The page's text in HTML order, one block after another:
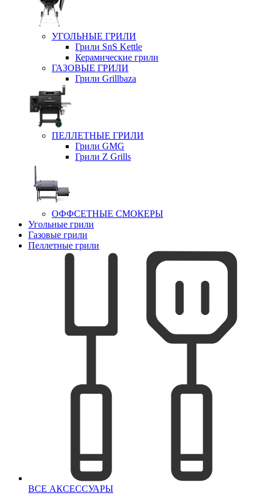
УГОЛЬНЫЕ ГРИЛИ
Грили SnS Kettle
Керамические грили
ГАЗОВЫЕ ГРИЛИ
Грили Grillbaza
ПЕЛЛЕТНЫЕ ГРИЛИ
Грили GMG
Грили Z Grills
ОФФСЕТНЫЕ СМОКЕРЫ
Угольные грили
Газовые грили
Пеллетные грили
ВСЕ АКСЕССУАРЫ